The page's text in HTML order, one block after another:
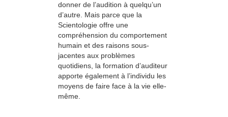
donner de l’audition à quelqu’un
d’autre. Mais parce que la
Scientologie offre une
compréhension du comportement
humain et des raisons sous-
jacentes aux problèmes
quotidiens, la formation d’auditeur
apporte également à l’individu les
moyens de faire face à la vie elle-
même.